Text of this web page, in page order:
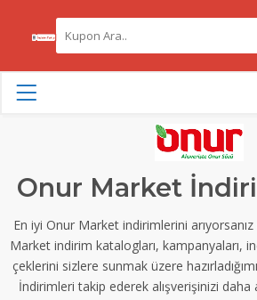
Onur Market
En iyi Onur Market indirimlerini
Market indirim katalogları, kampanyaları,
çeklerini sizlere sunmak üzere
İndirimleri takip ederek alışverişinizi daha